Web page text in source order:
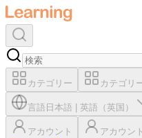
カテゴリー カテゴリ
言語 日本語 英語（英国）
アカウント アカウント